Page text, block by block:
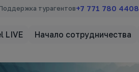
турагентов+7 771 780 4408
LIVE Начало сотрудничества